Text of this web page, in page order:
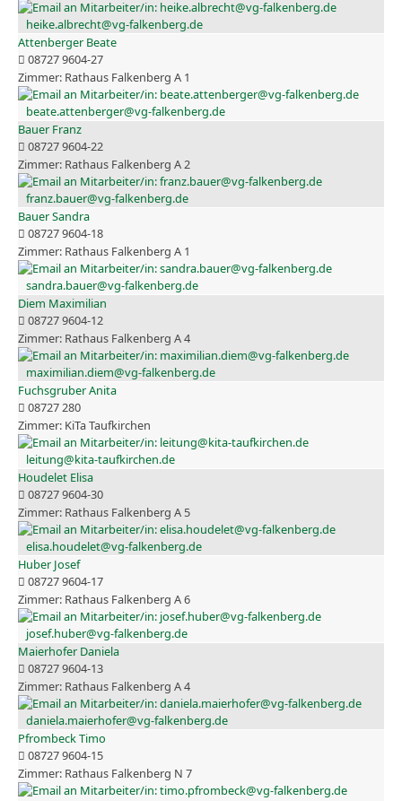
heike.albrecht@vg-falkenberg.de
Attenberger Beate
08727 9604-27
Rathaus Falkenberg A 1
beate.attenberger@vg-falkenberg.de
Bauer Franz
08727 9604-22
Rathaus Falkenberg A 2
franz.bauer@vg-falkenberg.de
Bauer Sandra
08727 9604-18
Rathaus Falkenberg A 1
sandra.bauer@vg-falkenberg.de
Diem Maximilian
08727 9604-12
Rathaus Falkenberg A 4
maximilian.diem@vg-falkenberg.de
Fuchsgruber Anita
08727 280
KiTa Taufkirchen
leitung@kita-taufkirchen.de
Houdelet Elisa
08727 9604-30
Rathaus Falkenberg A 5
elisa.houdelet@vg-falkenberg.de
Huber Josef
08727 9604-17
Rathaus Falkenberg A 6
josef.huber@vg-falkenberg.de
Maierhofer Daniela
08727 9604-13
Rathaus Falkenberg A 4
daniela.maierhofer@vg-falkenberg.de
Pfrombeck Timo
08727 9604-15
Rathaus Falkenberg N 7